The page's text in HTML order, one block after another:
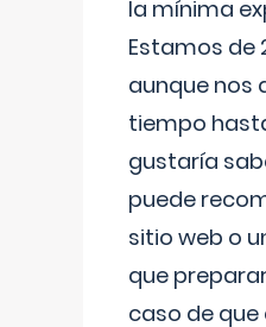
la mínima
Estamos de
aunque nos
tiempo
gustaría
puede
sitio web o
que
caso de que